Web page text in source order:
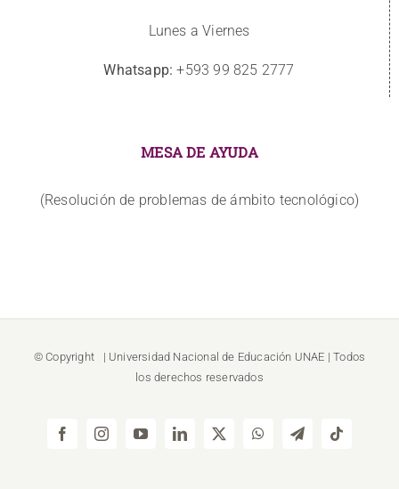
Lunes a Viernes
Whatsapp: +593 99 825 2777
MESA DE AYUDA
(Resolución de problemas de ámbito tecnológico)
© Copyright | Universidad Nacional de Educación UNAE | Todos
los derechos reservados
FacebookInstagramYouTubeLinkedIn
X WhatsAppTelegramTiktok